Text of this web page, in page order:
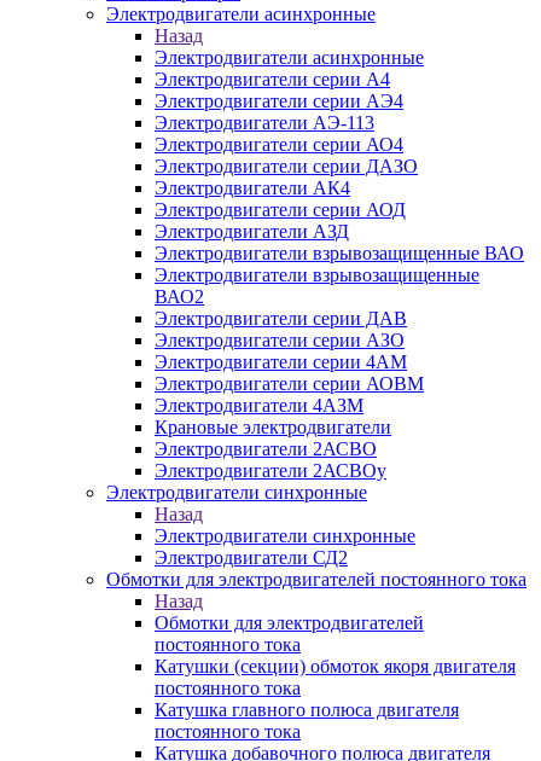
Электродвигатели асинхронные
Назад
Электродвигатели асинхронные
Электродвигатели серии А4
Электродвигатели серии АЭ4
Электродвигатели АЭ-113
Электродвигатели серии АО4
Электродвигатели серии ДАЗО
Электродвигатели АК4
Электродвигатели серии АОД
Электродвигатели АЗД
Электродвигатели взрывозащищенные ВАО
Электродвигатели взрывозащищенные
ВАО2
Электродвигатели серии ДАВ
Электродвигатели серии АЗО
Электродвигатели серии 4АМ
Электродвигатели серии АОВМ
Электродвигатели 4АЗМ
Крановые электродвигатели
Электродвигатели 2АСВО
Электродвигатели 2АСВОу
Электродвигатели синхронные
Назад
Электродвигатели синхронные
Электродвигатели СД2
Обмотки для электродвигателей постоянного тока
Назад
Обмотки для электродвигателей
постоянного тока
Катушки (секции) обмоток якоря двигателя
постоянного тока
Катушка главного полюса двигателя
постоянного тока
Катушка добавочного полюса двигателя